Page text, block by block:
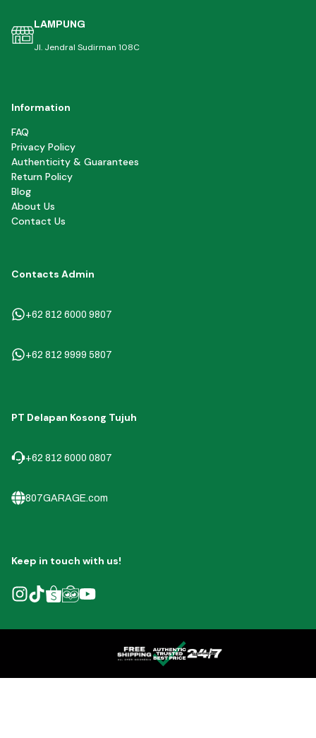
LAMPUNG
Jl. Jendral Sudirman 108C
Information
FAQ
Privacy Policy
Authenticity & Guarantees
Return Policy
Blog
About Us
Contact Us
Contacts Admin
+62 812 6000 9807
+62 812 9999 5807
PT Delapan Kosong Tujuh
+62 812 6000 0807
807GARAGE.com
Keep in touch with us!